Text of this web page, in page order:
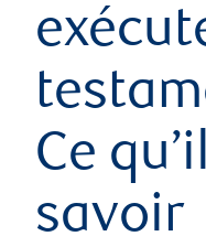
Ce
savoir